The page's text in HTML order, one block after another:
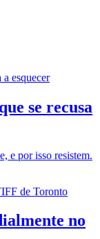
se recusa
e por isso resistem.
no